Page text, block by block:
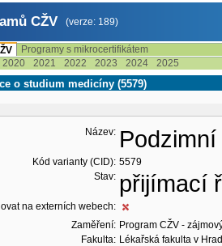
CŽV (verze: 189)
Programy s mikrocertifikátem
2020 2021 2022 2023 2024 2025
o studium medicíny (5579)
Název:
Kód varianty (CID): 5579
Stav: přijímací
na externích webech:
Zaměření: Program CŽV -
Fakulta: Lékařská fakulta v